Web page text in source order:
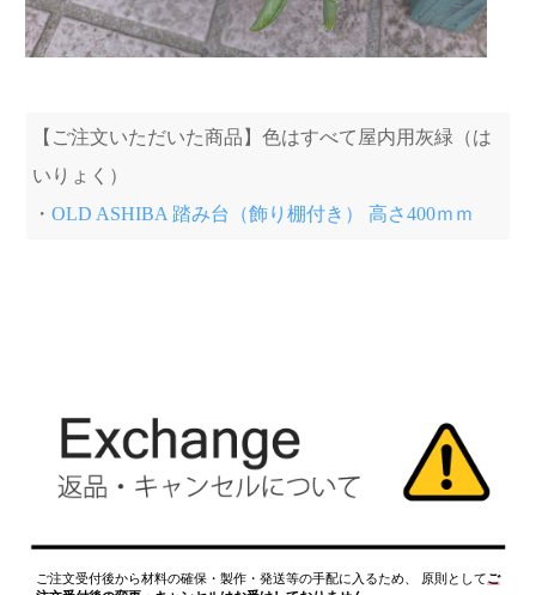
【ご注文いただいた商品】色はすべて屋内用灰緑（は
いりょく）
・OLD ASHIBA 踏み台（飾り棚付き） 高さ400ｍｍ
ご注文受付後から材料の確保・製作・発送等の手配に入るため、 原則としてご